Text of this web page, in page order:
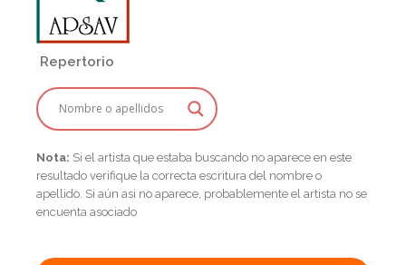
Repertorio
Nota: Si el artista que estaba buscando no aparece en este
resultado verifique la correcta escritura del nombre o
apellido. Si aún asi no aparece, probablemente el artista no se
encuenta asociado